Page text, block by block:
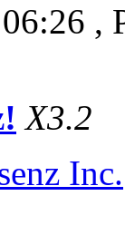
,
X3.2
Inc.